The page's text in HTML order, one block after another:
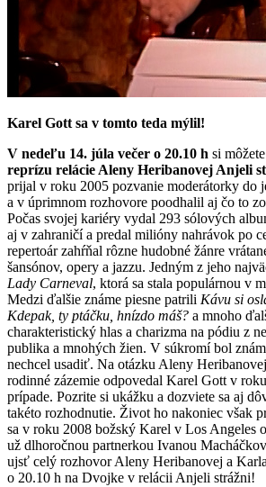
Karel Gott sa v tomto teda mýlil!
V nedeľu 14. júla večer o 20.10 h si
reprízu relácie Aleny Heribanovej Anjeli
prijal v roku 2005 pozvanie moderátorky do
a v úprimnom rozhovore poodhalil aj čo to
Počas svojej kariéry vydal 293 sólových
aj v zahraničí a predal milióny nahrávok po
repertoár zahŕňal rôzne hudobné žánre
šansónov, opery a jazzu. Jedným z jeho
Lady Carneval, ktorá sa stala populárnou v
Medzi ďalšie známe piesne patrili Kávu si
Kdepak, ty ptáčku, hnízdo máš? a mnoho
charakteristický hlas a charizma na pódiu z
publika a mnohých žien. V súkromí bol
nechcel usadiť. Na otázku Aleny
rodinné zázemie odpovedal Karel Gott v
prípade. Pozrite si ukážku a dozviete sa aj
takéto rozhodnutie. Život ho nakoniec však
sa v roku 2008 božský Karel v Los Angeles
už dlhoročnou partnerkou Ivanou
ujsť celý rozhovor Aleny Heribanovej a
o 20.10 h na Dvojke v relácii Anjeli strážni!